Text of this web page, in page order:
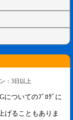
：3日以上
についてのﾌﾞﾛｸﾞに
げることもありま